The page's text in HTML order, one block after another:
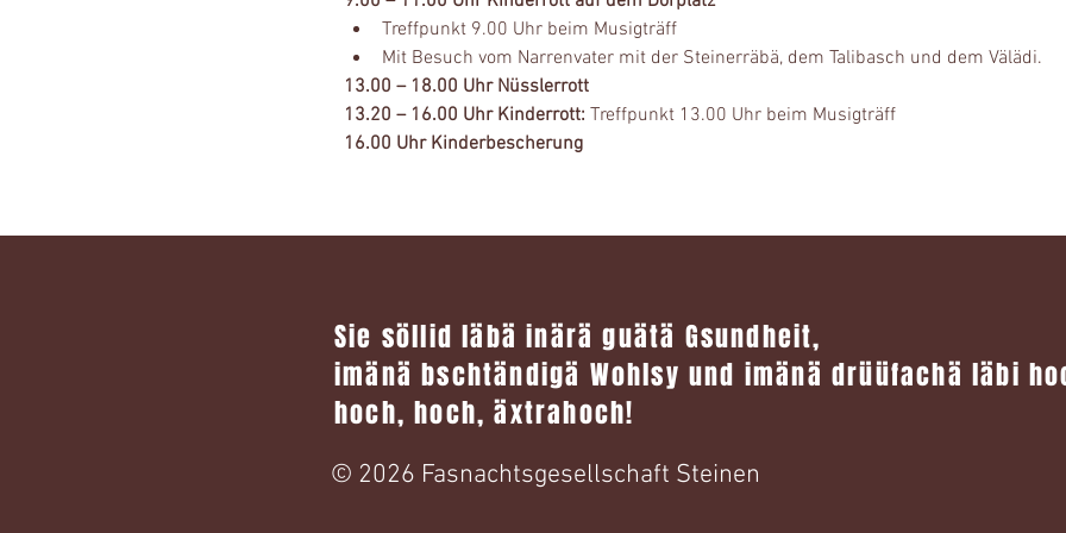
Treffpunkt 9.00 Uhr beim Musigträff
Mit Besuch vom Narrenvater mit der Steinerräbä, dem Talibasch und dem Välädi.
13.00 – 18.00 Uhr Nüsslerrott
13.20 – 16.00 Uhr Kinderrott: Treffpunkt 13.00 Uhr beim Musigträff
16.00 Uhr Kinderbescherung
Sie söllid läbä inärä guätä Gsundheit,
imänä bschtändigä Wohlsy und imänä drüüfachä läbi
hoch, hoch, äxtrahoch!
© 2026 Fasnachtsgesellschaft Steinen